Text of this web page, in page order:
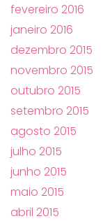
fevereiro 2016
janeiro 2016
dezembro 2015
novembro 2015
outubro 2015
setembro 2015
agosto 2015
julho 2015
junho 2015
maio 2015
abril 2015